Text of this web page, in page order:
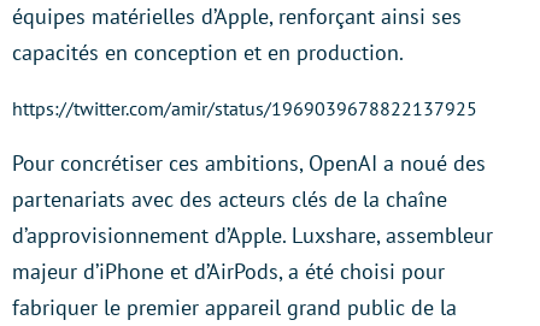
équipes matérielles d’Apple, renforçant ainsi ses
capacités en conception et en production.
https://twitter.com/amir/status/1969039678822137925
Pour concrétiser ces ambitions, OpenAI a noué des
partenariats avec des acteurs clés de la chaîne
d’approvisionnement d’Apple. Luxshare, assembleur
majeur d’iPhone et d’AirPods, a été choisi pour
fabriquer le premier appareil grand public de la